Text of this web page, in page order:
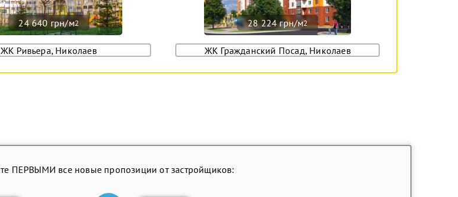
24 640 грн/м2
ЖК Ривьера, Николаев
28 224 грн/м2
ЖК Гражданский Посад, Николаев
ПЕРВЫМИ все новые пропозиции от застройщиков: